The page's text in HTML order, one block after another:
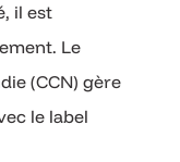
il est
Le
(CCN) gère
le label